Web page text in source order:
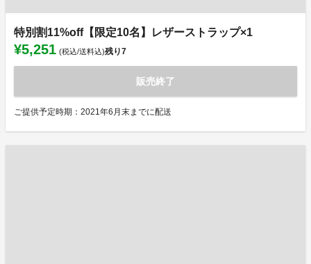
特別割11%off【限定10名】レザーストラップ×1
¥5,251 (税込/送料込)残り7
販売終了
ご提供予定時期：2021年6月末までに配送